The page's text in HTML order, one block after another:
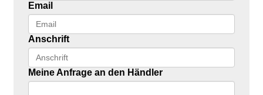
Email
Anschrift
Meine Anfrage an den Händler